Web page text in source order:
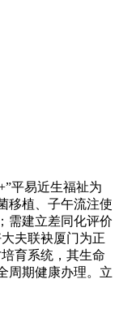
平易近生福祉为
移植、子午流注使
需建立差同化评价
夫联袂厦门为正
育系统，其生命
周期健康办理。立